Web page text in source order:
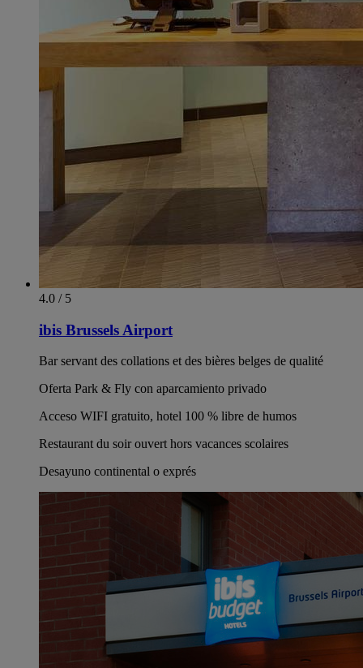
4.0 / 5
ibis Brussels Airport
Bar servant des collations et des bières belges de qualité
Oferta Park & Fly con aparcamiento privado
Acceso WIFI gratuito, hotel 100 % libre de humos
Restaurant du soir ouvert hors vacances scolaires
Desayuno continental o exprés